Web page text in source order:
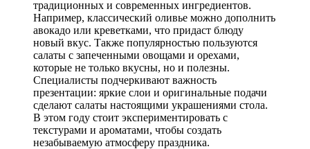
традиционных и современных ингредиентов.
Например, классический оливье можно дополнить
авокадо или креветками, что придаст блюду
новый вкус. Также популярностью пользуются
салаты с запеченными овощами и орехами,
которые не только вкусны, но и полезны.
Специалисты подчеркивают важность
презентации: яркие слои и оригинальные подачи
сделают салаты настоящими украшениями стола.
В этом году стоит экспериментировать с
текстурами и ароматами, чтобы создать
незабываемую атмосферу праздника.